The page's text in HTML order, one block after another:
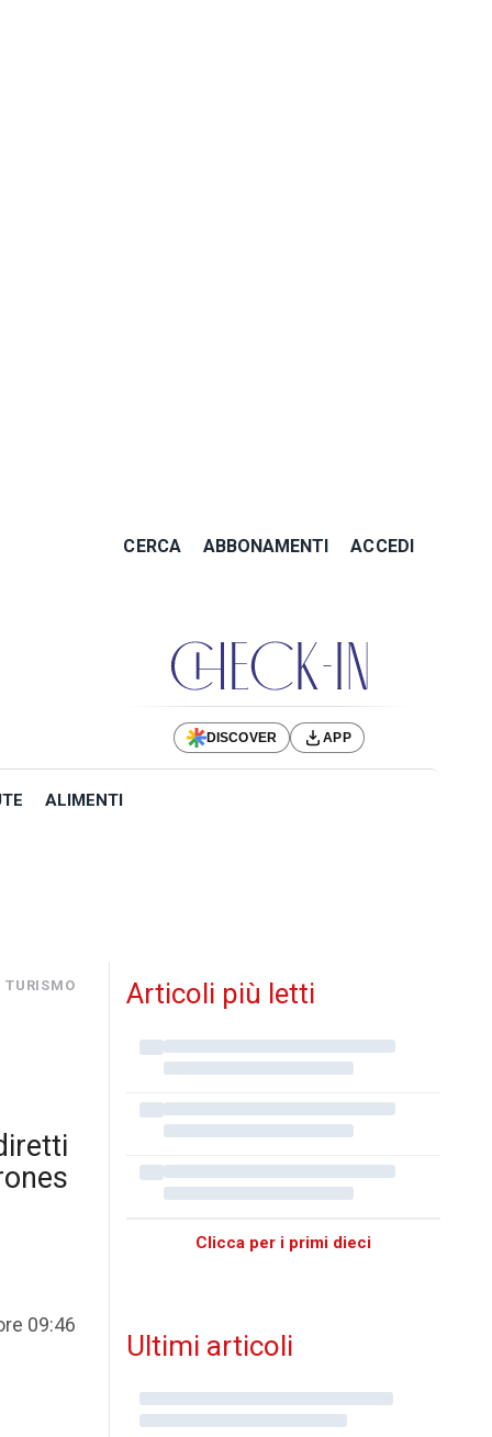
CERCA ABBONAMENTI ACCEDI
DISCOVER APP
ALIMENTI
TURISMO
09:46
Articoli più letti
Clicca per i primi dieci
Ultimi articoli